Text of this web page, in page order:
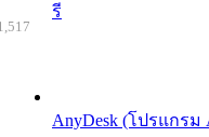
รี
AnyDesk (โปรแกร